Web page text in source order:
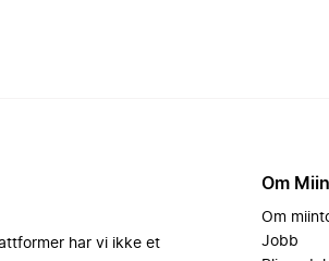
har vi ikke et
Om
Om
Jobb